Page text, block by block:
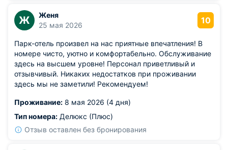
Ж
Женя
25 мая 2026
10
Парк-отель произвел на нас приятные впечатления! В
номере чисто, уютно и комфортабельно. Обслуживание
здесь на высшем уровне! Персонал приветливый и
отзывчивый. Никаких недостатков при проживании
здесь мы не заметили! Рекомендуем!
Проживание: 8 мая 2026 (4 дня)
Тип номера: Делюкс (Плюс)
Отзыв оставлен без бронирования